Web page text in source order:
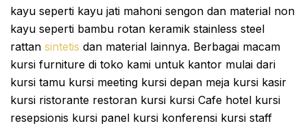
kayu seperti kayu jati mahoni sengon dan material non
kayu seperti bambu rotan keramik stainless steel
rattan sintetis dan material lainnya. Berbagai macam
kursi furniture di toko kami untuk kantor mulai dari
kursi tamu kursi meeting kursi depan meja kursi kasir
kursi ristorante restoran kursi kursi Cafe hotel kursi
resepsionis kursi panel kursi konferensi kursi staff